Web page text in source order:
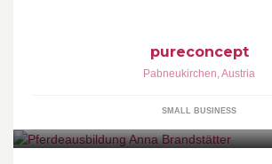
pureconcept
Pabneukirchen,Austria
SMALL BUSINESS